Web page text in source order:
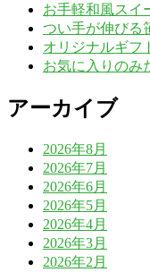
お手軽和風スイ
つい手が伸びる
オリジナルギフ
お気に入りのみ
アーカイブ
2026年8月
2026年7月
2026年6月
2026年5月
2026年4月
2026年3月
2026年2月